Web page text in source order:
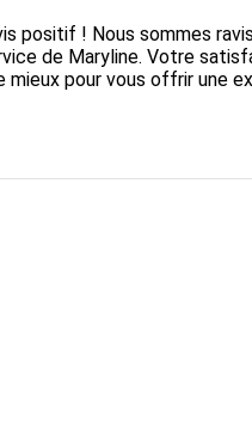
positif ! Nous sommes
de Maryline. Votre
pour vous offrir une